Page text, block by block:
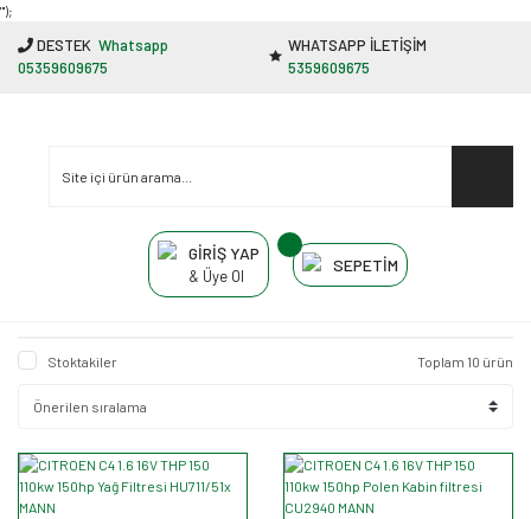
"');
DESTEK Whatsapp
05359609675
WHATSAPP İLETİŞİM
5359609675
GİRİŞ YAP
& Üye Ol
SEPETİM
Stoktakiler Toplam 10 ürün